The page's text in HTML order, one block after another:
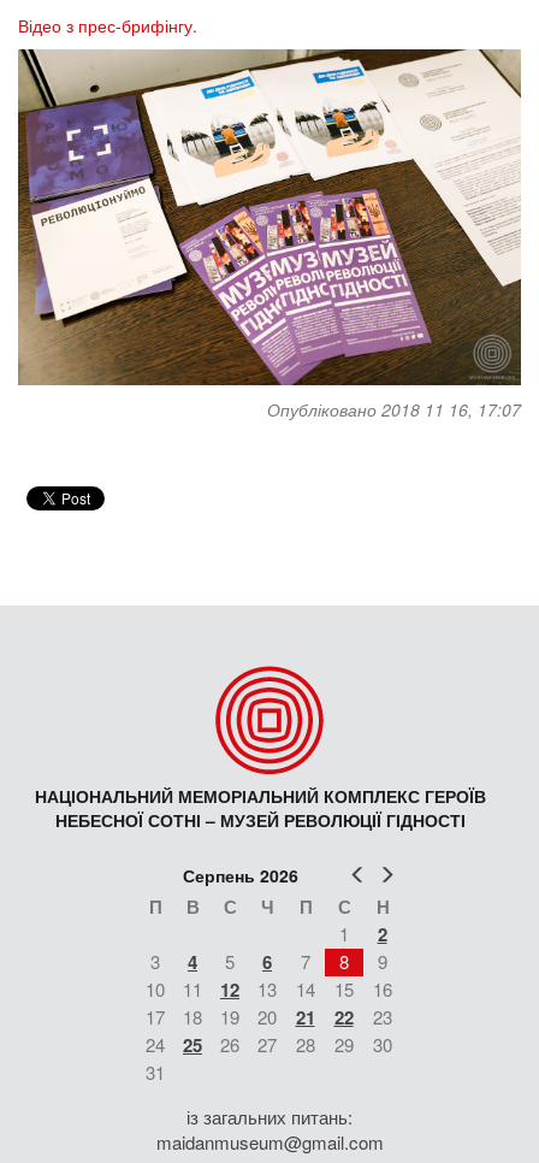
Відео з прес-брифінгу.
Опубліковано 2018 11 16, 17:07
НАЦІОНАЛЬНИЙ МЕМОРІАЛЬНИЙ КОМПЛЕКС ГЕРОЇВ
НЕБЕСНОЇ СОТНІ – МУЗЕЙ РЕВОЛЮЦІЇ ГІДНОСТІ
Попер
Серпень 2026
П В С Ч П С Н
1 2
3 4 5 6 7 8
9
10
11 12 13 14 15
16
17
18 19 20 21 22
23
24
25 26 27 28 29
30
31
із загальних питань:
maidanmuseum@gmail.com